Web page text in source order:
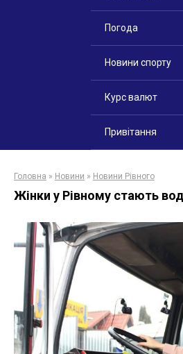
Погода
Новини спорту
Курс валют
Привітання
Головна » Новини » Новини Рівного
Жінки у Рівному стають